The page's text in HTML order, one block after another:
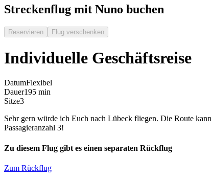
Streckenflug mit Nuno buchen
Reservieren Flug verschenken
Individuelle Geschäftsreise
DatumFlexibel
Dauer195 min
Sitze3
Sehr gern würde ich Euch nach Lübeck fliegen. Die Route
Passagieranzahl 3!
Zu diesem Flug gibt es einen separaten Rückflug
Zum Rückflug